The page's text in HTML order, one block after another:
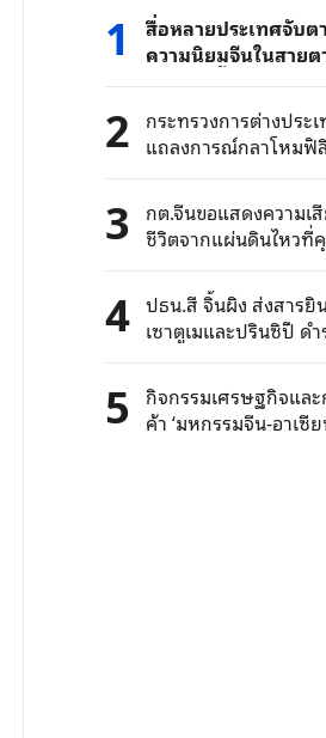
1
สื่อหลายประเทศจับ
ความนิยมจีนในสายต
โลกเพิ่มขึ้นต่อเนื่อง
2 กระทรวงการต่างประ
แถลงการณ์กลาโหมฟิ
ด้วยเจตนาร้าย จีนคัดค้
3 กต.จีนขอแสดงความเ
ชีวิตจากแผ่นดินไหวที่
ขอให้ประชาชนจีนระวั
เตอร์ช็อก
4 ปธน.สี จิ้นผิง ส่งสารยิ
เซาตูเมและปรินซิปี ด
สมัย
5 กิจกรรมเศรษฐกิจและ
ค้า ‘มหกรรมจีน-อาเซี